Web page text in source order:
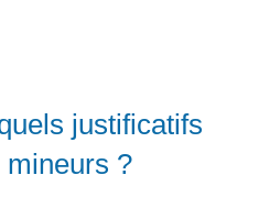
justificatifs
mineurs ?